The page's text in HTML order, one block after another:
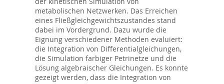
metabolischen Netzwerken. Das Erreichen
eines Fließgleichgewichtszustandes stand
dabei im Vordergrund. Dazu wurde die
Eignung verschiedener Methoden evaluiert:
die Integration von Differentialgleichungen,
die Simulation farbiger Petrinetze und die
Lösung algebraischer Gleichungen. Es konnte
gezeigt werden, dass die Integration von